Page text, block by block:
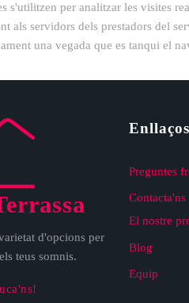
s'utilitzen per analitzar les visites
als servidors dels prestadors del
una vegada que es tanqui el
d'opcions per
teus somnis.
Preguntes
Contacta'ns
El nostre
Blog
Equip